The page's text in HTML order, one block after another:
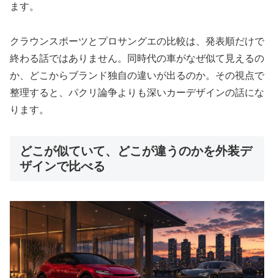
ます。
クラウンスポーツとプロサングエの比較は、発表順だけで
終わる話ではありません。同時代の車がなぜ似て見えるの
か、どこからブランド独自の違いが出るのか。その視点で
整理すると、パクリ論争よりも深いカーデザインの話にな
ります。
どこが似ていて、どこが違うのかを外装デ
ザインで比べる